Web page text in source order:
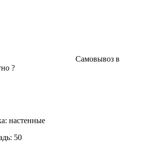
Самовывоз в
?
настенные
50